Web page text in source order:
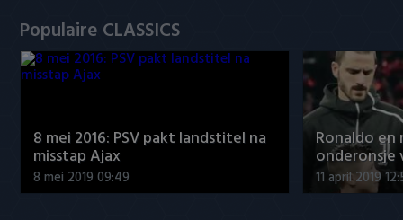
Populaire CLASSICS
8 mei 2016: PSV pakt landstitel na
misstap Ajax
8 mei 2019 09:49
Ronaldo
onderonsje
11 april 2019